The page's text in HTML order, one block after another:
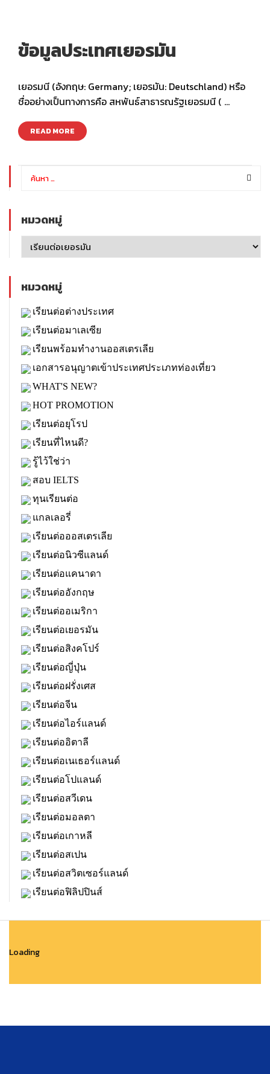
ข้อมูลประเทศเยอรมัน
เยอรมนี (อังกฤษ: Germany; เยอรมัน: Deutschland) หรือ
ชื่ออย่างเป็นทางการคือ สหพันธ์สาธารณรัฐเยอรมนี ( …
READ MORE
หมวดหมู่
หมวดหมู่
เรียนต่อต่างประเทศ
เรียนต่อมาเลเซีย
เรียนพร้อมทำงานออสเตรเลีย
เอกสารอนุญาตเข้าประเทศประเภทท่องเที่ยว
WHAT'S NEW?
HOT PROMOTION
เรียนต่อยุโรป
เรียนที่ไหนดี?
รู้ไว้ใช่ว่า
สอบ IELTS
ทุนเรียนต่อ
แกลเลอรี่
เรียนต่อออสเตรเลีย
เรียนต่อนิวซีแลนด์
เรียนต่อแคนาดา
เรียนต่ออังกฤษ
เรียนต่ออเมริกา
เรียนต่อเยอรมัน
เรียนต่อสิงคโปร์
เรียนต่อญี่ปุ่น
เรียนต่อฝรั่งเศส
เรียนต่อจีน
เรียนต่อไอร์แลนด์
เรียนต่ออิตาลี
เรียนต่อเนเธอร์แลนด์
เรียนต่อโปแลนด์
เรียนต่อสวีเดน
เรียนต่อมอลตา
เรียนต่อเกาหลี
เรียนต่อสเปน
เรียนต่อสวิตเซอร์แลนด์
เรียนต่อฟิลิปปินส์
Loading